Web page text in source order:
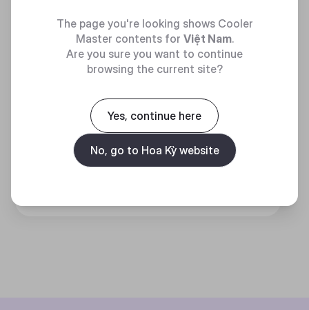
HAF 700
MẠNH MẼ VÀ TINH NHUỆ
The page you're looking shows Cooler
Master contents for Việt Nam.
Are you sure you want to continue
browsing the current site?
Yes, continue here
No, go to Hoa Kỳ website